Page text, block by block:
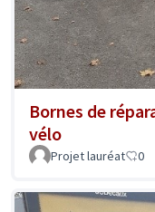
Bornes de
vélo
Projet lauréat 0